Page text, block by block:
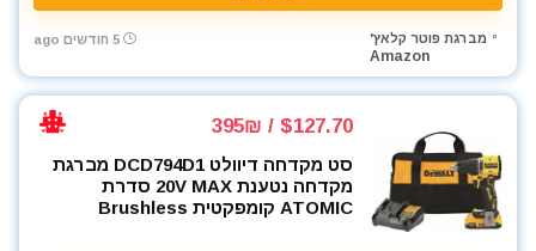
מברגת פוטר קלאץ'
Amazon
5 חודשים ago
$127.70 / 395₪
סט מקדחה דיוולט DCD794D1 מברגת
מקדחה נטענת 20V MAX סדרת
ATOMIC קומפקטית Brushless